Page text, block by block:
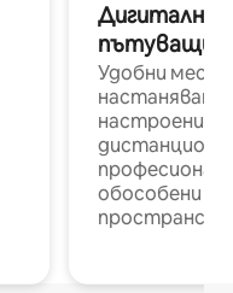
Дигитални
пътуващи
Удобни
настаняване
настроени и
обособени